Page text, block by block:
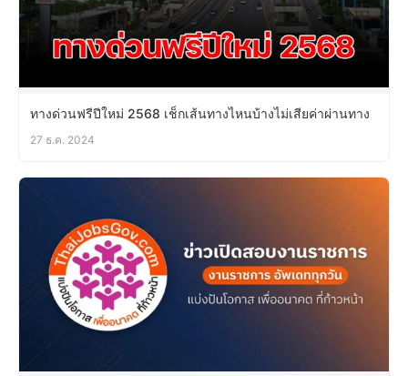
ทางด่วนฟรีปีใหม่ 2568 เช็กเส้นทางไหนบ้างไม่เสียค่าผ่านทาง
27 ธ.ค. 2024